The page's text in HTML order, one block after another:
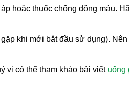
hoặc thuốc chống đông máu.
khi mới bắt đầu sử dụng).
vị có thể tham khảo bài viết uống